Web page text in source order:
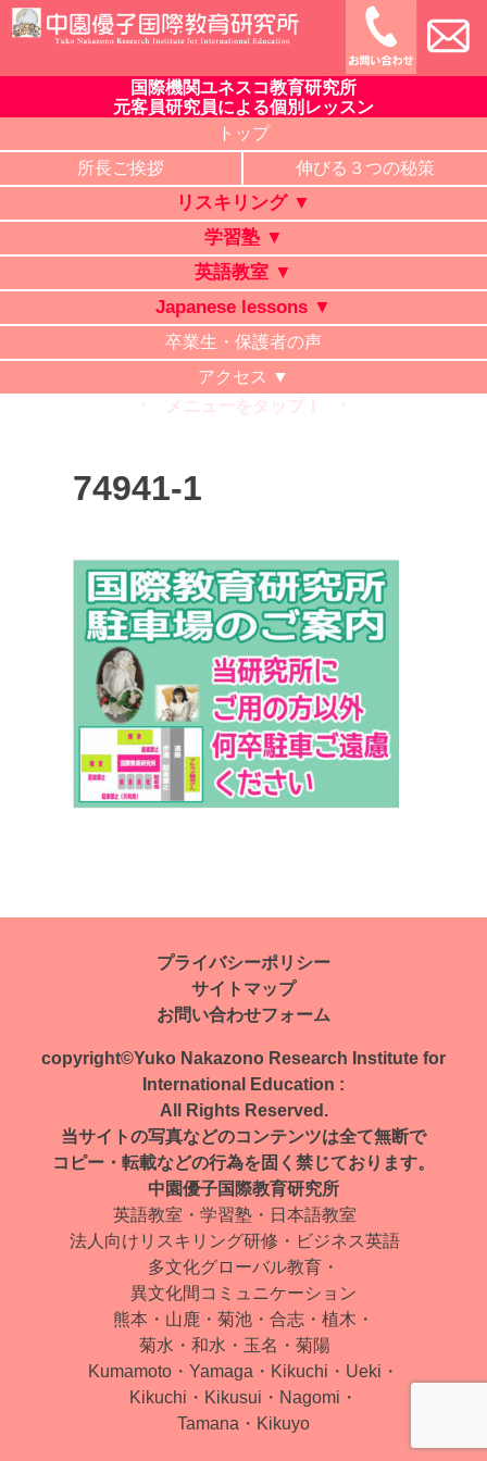
Skip
to
中園優子国際教育研究所
公式ホームページ、熊本県の山鹿・菊池・合志・植木で大評判
の英語教室・学習塾・日本語教室・タイ語教室・リスキリング
研修。中学・高校・大学受験に有利な英語を中心に「合格請負
人」と評判の講師が個別レッスン。ビジネス英語、企業研修。
オンライン授業、出張講義、家庭教師も対応。
国際機関ユネスコ教育研究所
元客員研究員による個別レッスン
トップ
所長ご挨拶
伸びる３つの秘策
リスキリング ▼
学習塾 ▼
英語教室 ▼
Japanese lessons ▼
卒業生・保護者の声
アクセス ▼
↑ メニューをタップ！ ↑
74941-1
稿
ゲ
シ
ョ
プライバシーポリシー
サイトマップ
お問い合わせフォーム
copyright©Yuko Nakazono Research Institute for
International Education :
All Rights Reserved.
当サイトの写真などのコンテンツは全て無断で
コピー・転載などの行為を固く禁じております。
中園優子国際教育研究所
英語教室・学習塾・日本語教室
法人向けリスキリング研修・ビジネス英語
多文化グローバル教育・
異文化間コミュニケーション
熊本・山鹿・菊池・合志・植木・
菊水・和水・玉名・菊陽
Kumamoto・Yamaga・Kikuchi・Ueki・
Kikuchi・Kikusui・Nagomi・
Tamana・Kikuyo